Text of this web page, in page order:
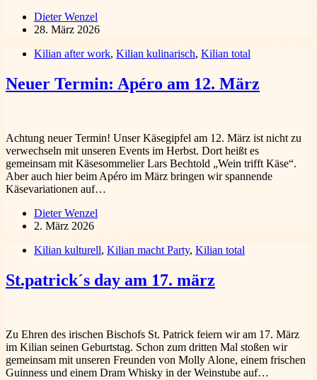
Dieter Wenzel
28. März 2026
Kilian after work, Kilian kulinarisch, Kilian total
Neuer Termin: Apéro am 12. März
Achtung neuer Termin! Unser Käsegipfel am 12. März ist nicht zu
verwechseln mit unseren Events im Herbst. Dort heißt es
gemeinsam mit Käsesommelier Lars Bechtold „Wein trifft Käse“.
Aber auch hier beim Apéro im März bringen wir spannende
Käsevariationen auf…
Dieter Wenzel
2. März 2026
Kilian kulturell, Kilian macht Party, Kilian total
St.patrick´s day am 17. märz
Zu Ehren des irischen Bischofs St. Patrick feiern wir am 17. März
im Kilian seinen Geburtstag. Schon zum dritten Mal stoßen wir
gemeinsam mit unseren Freunden von Molly Alone, einem frischen
Guinness und einem Dram Whisky in der Weinstube auf…